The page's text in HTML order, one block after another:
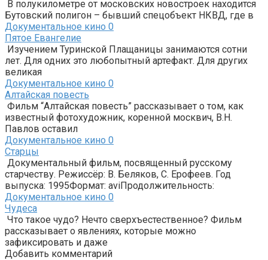
В полукилометре от московских новостроек находится
Бутовский полигон – бывший спецобъект НКВД, где в
Документальное кино 0
Пятое Евангелие
Изучением Туринской Плащаницы занимаются сотни
лет. Для одних это любопытный артефакт. Для других
великая
Документальное кино 0
Алтайская повесть
Фильм “Алтайская повесть” рассказывает о том, как
известный фотохудожник, коренной москвич, В.Н.
Павлов оставил
Документальное кино 0
Старцы
Документальный фильм, посвященный русскому
старчеству. Режиссёр: В. Беляков, С. Ерофеев. Год
выпуска: 1995Формат: aviПродолжительность:
Документальное кино 0
Чудеса
Что такое чудо? Нечто сверхъестественное? Фильм
рассказывает о явлениях, которые можно
зафиксировать и даже
Добавить комментарий